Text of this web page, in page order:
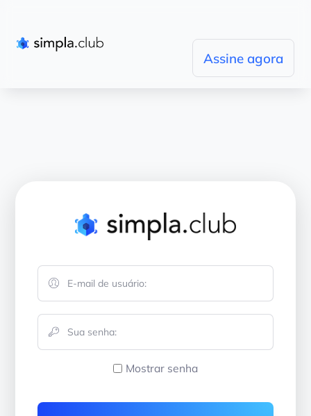
Assine agora
Mostrar senha